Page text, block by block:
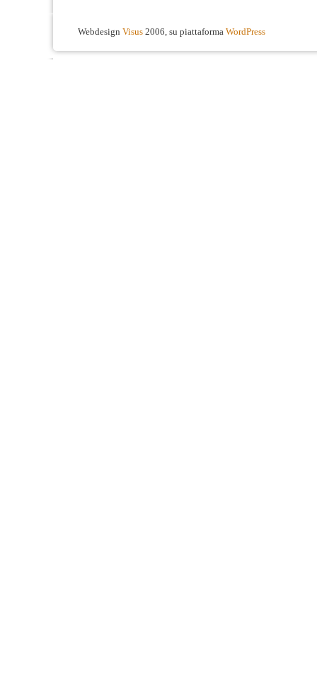
Webdesign Visus 2006, su piattaforma WordPress